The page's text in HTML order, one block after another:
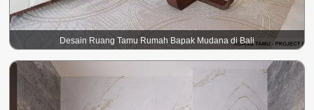
Desain Ruang Tamu Rumah Bapak Mudana di Bali